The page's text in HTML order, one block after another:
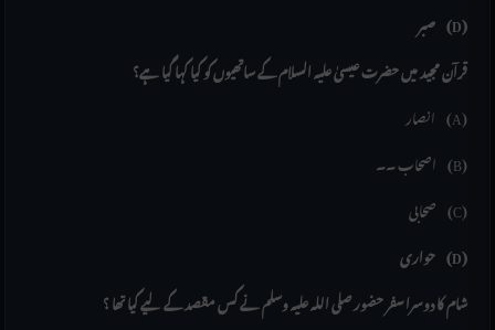
صبر (D)
قرآن مجید میں حضرت عیسیٰ علیہ السلام کے ساتھیوں کو کیا کہا گیا ہے؟
انصار (A)
اصحاب ۔۔ (B)
صحابی (C)
حواری (D)
شام کا دوسرا سفر حضور صلی اللہ علیہ وسلم نے کس مقصد کے لیے کیا تھا ؟